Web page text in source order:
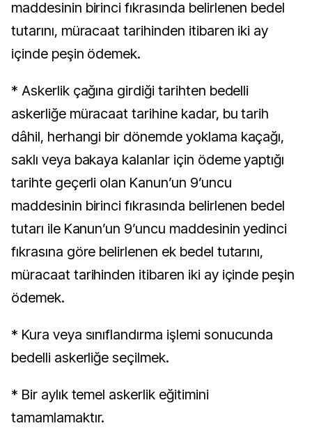
maddesinin birinci fıkrasında belirlenen bedel
tutarını, müracaat tarihinden itibaren iki ay
içinde peşin ödemek.
* Askerlik çağına girdiği tarihten bedelli
askerliğe müracaat tarihine kadar, bu tarih
dâhil, herhangi bir dönemde yoklama kaçağı,
saklı veya bakaya kalanlar için ödeme yaptığı
tarihte geçerli olan Kanun’un 9’uncu
maddesinin birinci fıkrasında belirlenen bedel
tutarı ile Kanun’un 9’uncu maddesinin yedinci
fıkrasına göre belirlenen ek bedel tutarını,
müracaat tarihinden itibaren iki ay içinde peşin
ödemek.
* Kura veya sınıflandırma işlemi sonucunda
bedelli askerliğe seçilmek.
* Bir aylık temel askerlik eğitimini
tamamlamaktır.